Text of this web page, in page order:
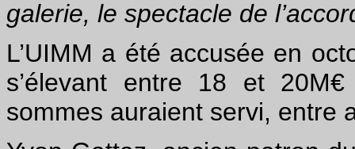
galerie, le spectacle de
L’UIMM a été accusée en
s’élevant entre 18 et
sommes auraient servi, entre